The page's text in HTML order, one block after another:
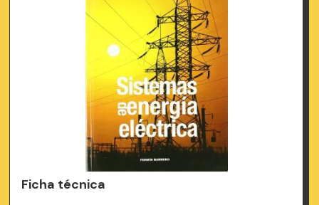
Ficha técnica